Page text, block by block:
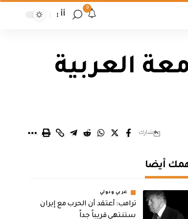
9
أأ
العربية
شارك
أيضا
عربي ودولي
‏ترامب: أعتقد أن الحرب مع إيران
ستنتهي قريباً جداً